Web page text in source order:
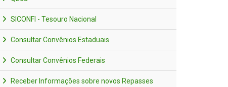
SICONFI - Tesouro Nacional
Consultar Convênios Estaduais
Consultar Convênios Federais
Receber Informações sobre novos Repasses